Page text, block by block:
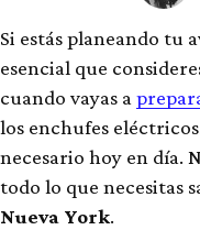
Si estás planeando tu
esencial que
cuando vayas a
los enchufes
necesario hoy en día.
todo lo que necesitas
Nueva York.